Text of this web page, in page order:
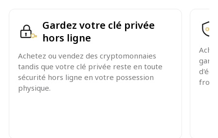
Gardez votre clé privée
hors ligne
Achetez ou vendez des cryptomonnaies
tandis que votre clé privée reste en toute
sécurité hors ligne en votre possession
physique.
froid